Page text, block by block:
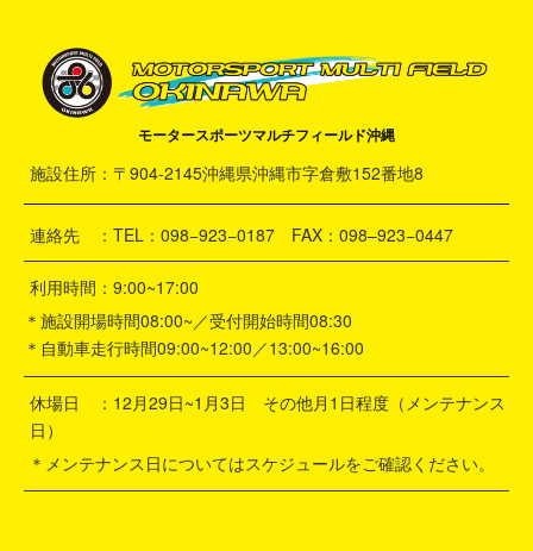
モータースポーツマルチフィールド沖縄
施設住所：〒904-2145沖縄県沖縄市字倉敷152番地8
連絡先 ：TEL：098−923−0187 FAX：098–923−0447
利用時間：9:00~17:00
＊施設開場時間08:00~／受付開始時間08:30
＊自動車走行時間09:00~12:00／13:00~16:00
休場日 ：12月29日~1月3日 その他月1日程度（メンテナンス
日）
＊メンテナンス日についてはスケジュールをご確認ください。